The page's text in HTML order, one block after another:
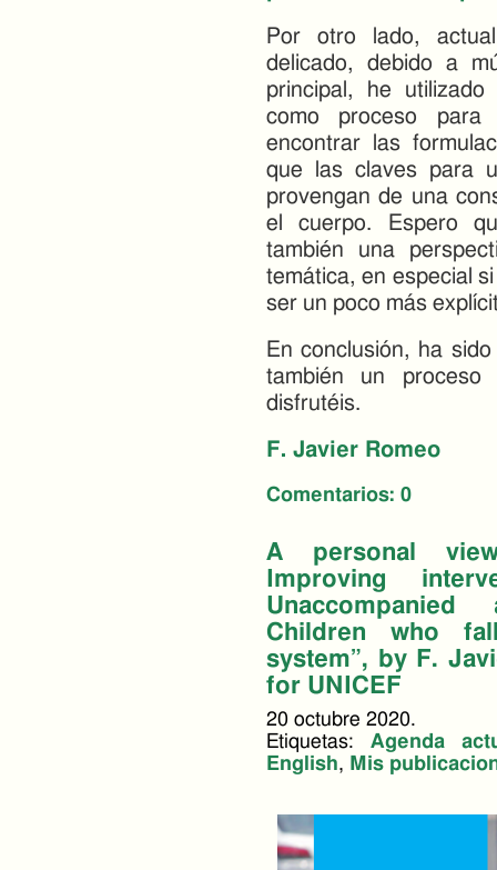
Por otro lado,
delicado, debido a
principal, he
como proceso
encontrar las
que las claves para
provengan de una
el cuerpo. Espero
también una
temática, en especial
ser un poco más
En conclusión, ha
también un
disfrutéis.
F. Javier Romeo
Comentarios: 0
A personal
Improving
Children who
system”, by F.
for UNICEF
20 octubre 2020.
Etiquetas: Agenda
English, Mis